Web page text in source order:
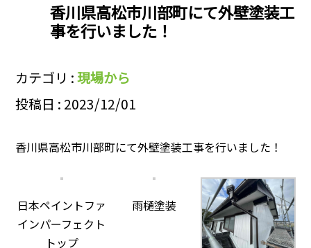
香川県高松市川部町にて外壁塗装工
事を行いました！
カテゴリ :現場から
投稿日 : 2023/12/01
香川県高松市川部町にて外壁塗装工事を行いました！
日本ペイントファ
インパーフェクト
トップ
雨樋塗装